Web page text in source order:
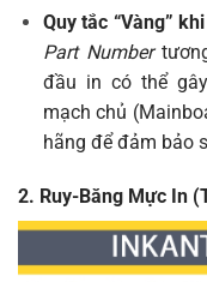
Quy tắc “Vàng”
Part Number
đầu in có thể
mạch chủ
hãng để đảm bảo
2. Ruy-Băng Mực In